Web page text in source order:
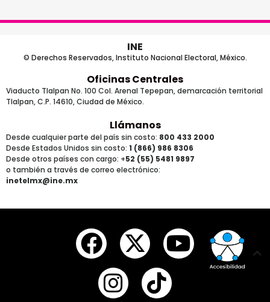
INE
© Derechos Reservados, Instituto Nacional Electoral, México.
Oficinas Centrales
Viaducto Tlalpan No. 100 Col. Arenal Tepepan, demarcación territorial
Tlalpan, C.P. 14610, Ciudad de México.
Llámanos
Desde cualquier parte del país sin costo: 800 433 2000
Desde Estados Unidos sin costo: 1 (866) 986 8306
Desde otros países con cargo: +52 (55) 5481 9897
o también a través de correo electrónico:
inetelmx@ine.mx